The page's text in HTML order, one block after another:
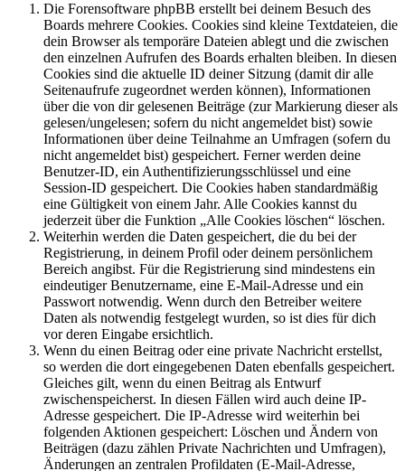
Die Forensoftware phpBB erstellt bei deinem Besuch des
Boards mehrere Cookies. Cookies sind kleine Textdateien, die
dein Browser als temporäre Dateien ablegt und die zwischen
den einzelnen Aufrufen des Boards erhalten bleiben. In diesen
Cookies sind die aktuelle ID deiner Sitzung (damit dir alle
Seitenaufrufe zugeordnet werden können), Informationen
über die von dir gelesenen Beiträge (zur Markierung dieser als
gelesen/ungelesen; sofern du nicht angemeldet bist) sowie
Informationen über deine Teilnahme an Umfragen (sofern du
nicht angemeldet bist) gespeichert. Ferner werden deine
Benutzer-ID, ein Authentifizierungsschlüssel und eine
Session-ID gespeichert. Die Cookies haben standardmäßig
eine Gültigkeit von einem Jahr. Alle Cookies kannst du
jederzeit über die Funktion „Alle Cookies löschen“ löschen.
Weiterhin werden die Daten gespeichert, die du bei der
Registrierung, in deinem Profil oder deinem persönlichem
Bereich angibst. Für die Registrierung sind mindestens ein
eindeutiger Benutzername, eine E-Mail-Adresse und ein
Passwort notwendig. Wenn durch den Betreiber weitere
Daten als notwendig festgelegt wurden, so ist dies für dich
vor deren Eingabe ersichtlich.
Wenn du einen Beitrag oder eine private Nachricht erstellst,
so werden die dort eingegebenen Daten ebenfalls gespeichert.
Gleiches gilt, wenn du einen Beitrag als Entwurf
zwischenspeicherst. In diesen Fällen wird auch deine IP-
Adresse gespeichert. Die IP-Adresse wird weiterhin bei
folgenden Aktionen gespeichert: Löschen und Ändern von
Beiträgen (dazu zählen Private Nachrichten und Umfragen),
Änderungen an zentralen Profildaten (E-Mail-Adresse,